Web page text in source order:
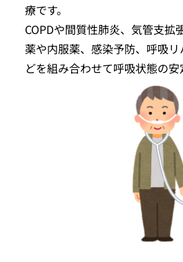
療です。
COPDや間質性肺炎、気管支拡
薬や内服薬、感染予防、呼吸
どを組み合わせて呼吸状態の安